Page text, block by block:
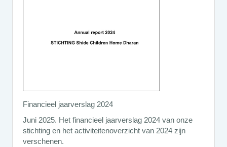
Financieel jaarverslag 2024
Juni 2025. Het financieel jaarverslag 2024 van onze
stichting en het activiteitenoverzicht van 2024 zijn
verschenen.